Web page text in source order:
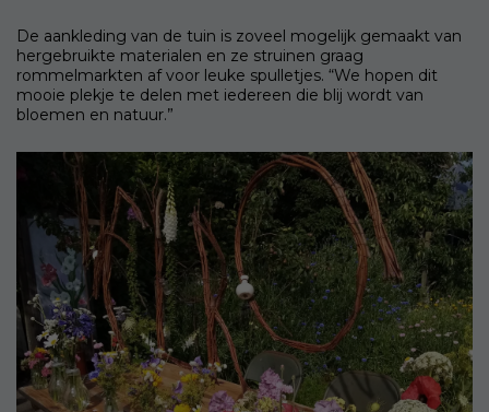
De aankleding van de tuin is zoveel mogelijk gemaakt van
hergebruikte materialen en ze struinen graag
rommelmarkten af voor leuke spulletjes. “We hopen dit
mooie plekje te delen met iedereen die blij wordt van
bloemen en natuur.”